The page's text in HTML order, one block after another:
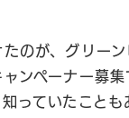
のが、グリー
ンペーナー募
っていたことも